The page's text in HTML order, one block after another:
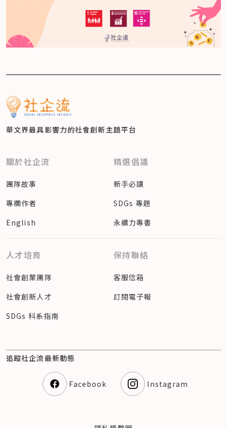
華文界最具影響力的社會創新主題平台
關於社企流
團隊故事
專欄作者
English
精選倡議
新手必讀
SDGs 專題
永續力專書
人才培育
社會創業團隊
社會創新人才
SDGs 科系指南
保持聯絡
客服信箱
訂閱電子報
追蹤社企流最新動態
Facebook Instagram